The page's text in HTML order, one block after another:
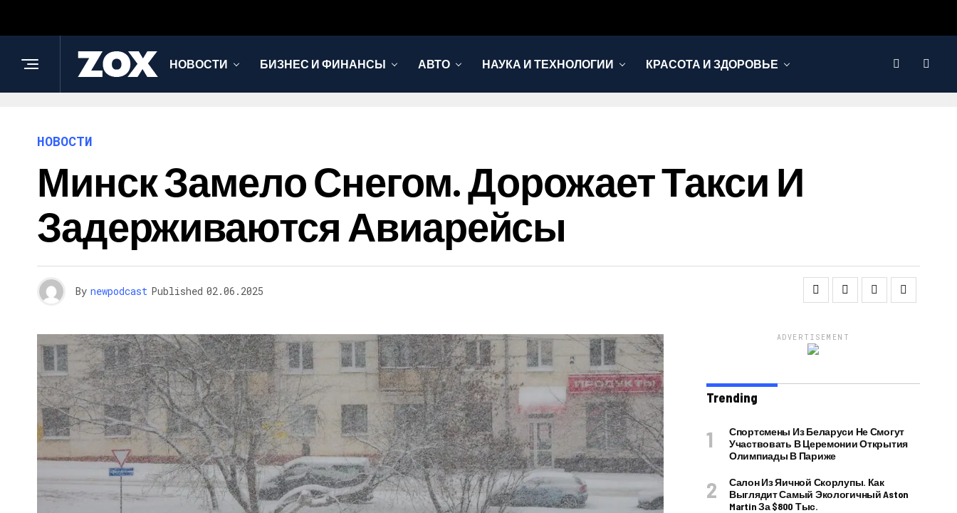
НОВОСТИ БИЗНЕС И ФИНАНСЫ АВТО НАУКА И ТЕХНОЛОГИИ КРАСОТА И ЗДОРОВЬЕ
НОВОСТИ
Минск Замело Снегом. Дорожает Такси И
Задерживаются Авиарейсы
By newpodcast Published 02.06.2025
ADVERTISEMENT
Trending
Спортсмены Из Беларуси Не Смогут
Участвовать В Церемонии Открытия
Олимпиады В Париже
Салон Из Яичной Скорлупы. Как
Выглядит Самый Экологичный Aston
Martin За $800 Тыс.